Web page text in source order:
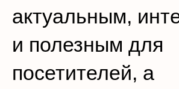
актуальным,
и полезным для
посетителей, а